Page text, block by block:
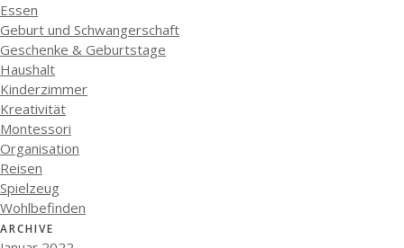
Essen
Geburt und Schwangerschaft
Geschenke & Geburtstage
Haushalt
Kinderzimmer
Kreativität
Montessori
Organisation
Reisen
Spielzeug
Wohlbefinden
ARCHIVE